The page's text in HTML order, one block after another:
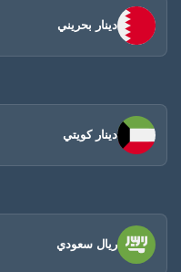
دينار بحريني
دينار كويتي
ريال سعودي